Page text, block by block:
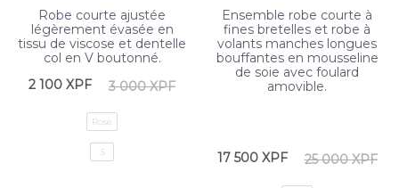
Robe courte ajustée
légèrement évasée en
tissu de viscose et dentelle
col en V boutonné.
3 000XPF
2 100 XPF
Rose
S
Ensemble robe courte à
fines bretelles et robe à
volants manches longues
bouffantes en mousseline
de soie avec foulard
amovible.
25 000XPF
17 500 XPF